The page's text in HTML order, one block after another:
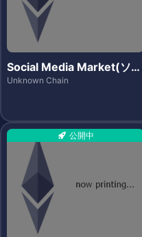
Social Media Market(ソー
シャルメディアマーケット)
Unknown Chain
公開中